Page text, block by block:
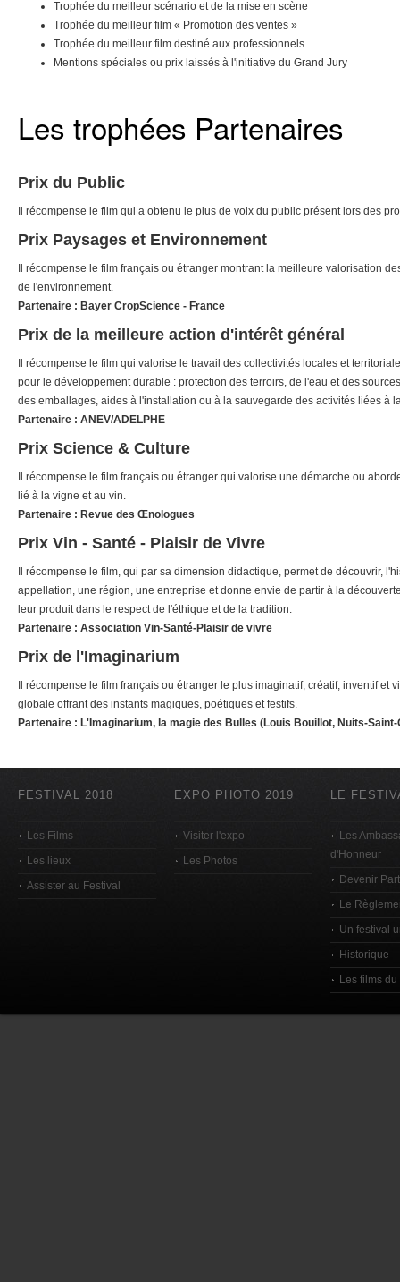
Trophée du meilleur scénario et de la mise en scène
Trophée du meilleur film « Promotion des ventes »
Trophée du meilleur film destiné aux professionnels
Mentions spéciales ou prix laissés à l'initiative du Grand Jury
Les trophées Partenaires
Prix du Public
Il récompense le film qui a obtenu le plus de voix du public présent lors des
Prix Paysages et Environnement
Il récompense le film français ou étranger montrant la meilleure valorisation
de l'environnement.
Partenaire : Bayer CropScience - France
Prix de la meilleure action d'intérêt général
Il récompense le film qui valorise le travail des collectivités locales et
pour le développement durable : protection des terroirs, de l'eau et des
des emballages, aides à l'installation ou à la sauvegarde des activités liées à
Partenaire : ANEV/ADELPHE
Prix Science & Culture
Il récompense le film français ou étranger qui valorise une démarche ou
lié à la vigne et au vin.
Partenaire : Revue des Œnologues
Prix Vin - Santé - Plaisir de Vivre
Il récompense le film, qui par sa dimension didactique, permet de découvrir,
appellation, une région, une entreprise et donne envie de partir à la
leur produit dans le respect de l'éthique et de la tradition.
Partenaire : Association Vin-Santé-Plaisir de vivre
Prix de l'Imaginarium
Il récompense le film français ou étranger le plus imaginatif, créatif, inventif et
globale offrant des instants magiques, poétiques et festifs.
Partenaire : L'Imaginarium, la magie des Bulles (Louis Bouillot, Nuits-
FESTIVAL 2018
Les Films
Les lieux
Assister au Festival
EXPO PHOTO 2019
Visiter l'expo
Les Photos
LE
Les
d'Honneur
Devenir
Le
Un festival
Historique
Les films